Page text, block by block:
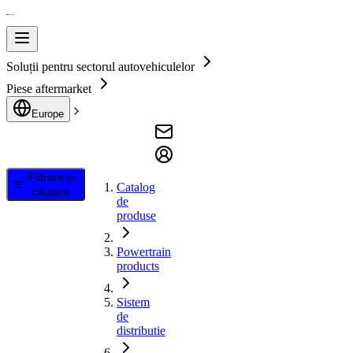
Soluții pentru sectorul autovehiculelor
Piese aftermarket
Europe
Filtrare și
căutare
Catalog
de
produse
Powertrain
products
Sistem
de
distributie